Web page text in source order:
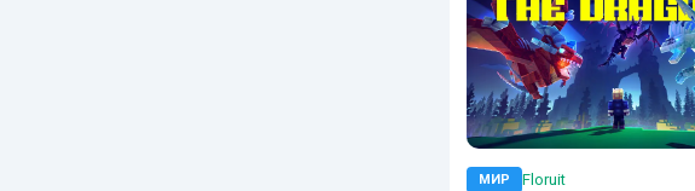
МИР Floruit